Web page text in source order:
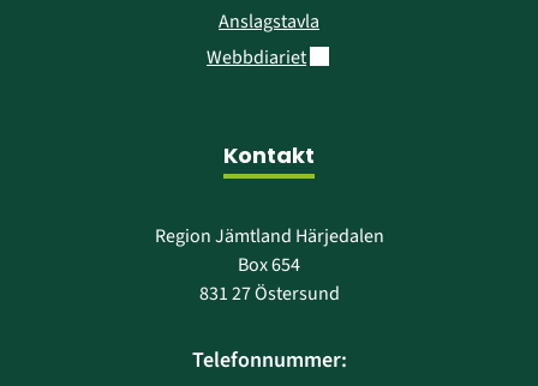
Anslagstavla
WebbdiarietLänk till annan webbplats.
Kontakt
Region Jämtland Härjedalen
Box 654
831 27 Östersund
Telefonnummer: